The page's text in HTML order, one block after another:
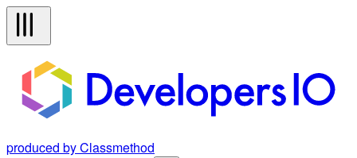
produced by Classmethod